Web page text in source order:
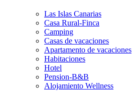
Las Islas Canarias
Casa Rural-Finca
Camping
Casas de vacaciones
Apartamento de vacaciones
Habitaciones
Hotel
Pension-B&B
Alojamiento Wellness